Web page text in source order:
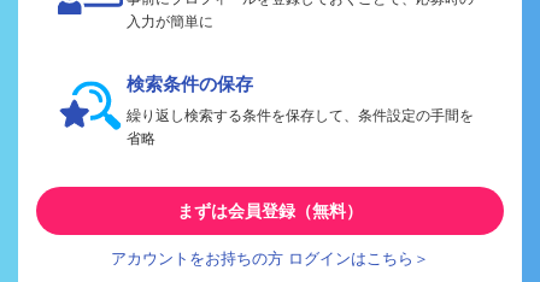
入力が簡単に
検索条件の保存
繰り返し検索する条件を保存して、条件設定の手間を
省略
まずは会員登録（無料）
アカウントをお持ちの方 ログインはこちら＞